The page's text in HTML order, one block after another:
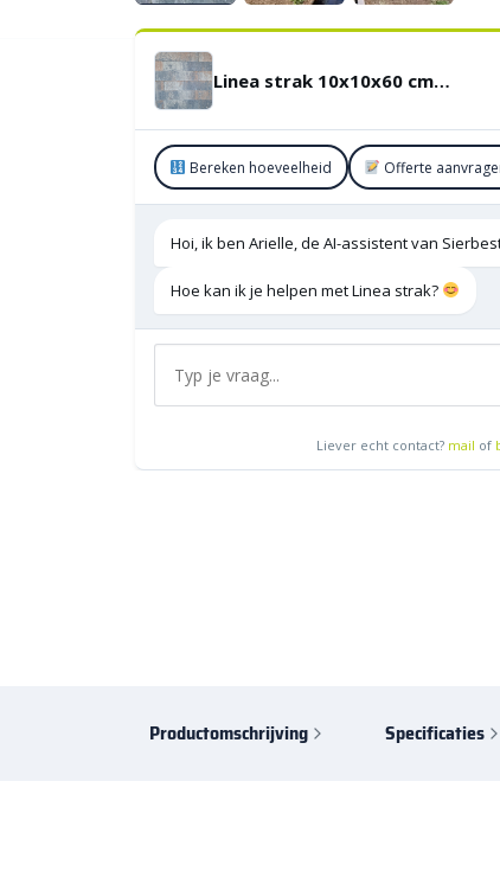
Linea strak 10x10x60 cm Tricolore
Bereken hoeveelheid Offerte
Hoi, ik ben Arielle, de AI-assistent van
Hoe kan ik je helpen met Linea strak?
Liever echt contact? mail of
Productomschrijving Specificaties